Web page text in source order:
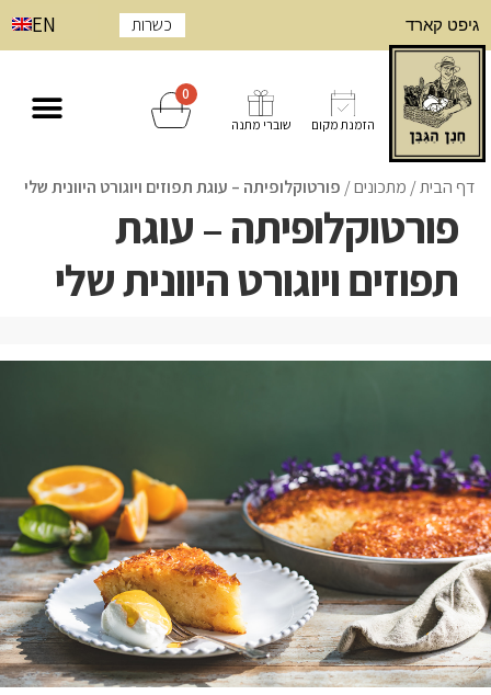
גיפט קארד כשרות EN
הזמנת מקום שוברי מתנה
0
דף הבית/
/ פורטוקלופיתה – עוגת תפוזים ויוגורט היוונית שלי
פורטוקלופיתה – עוגת
תפוזים ויוגורט היוונית שלי